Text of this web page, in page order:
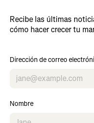
Recibe las últimas
cómo hacer crecer tu
Dirección de correo
Nombre